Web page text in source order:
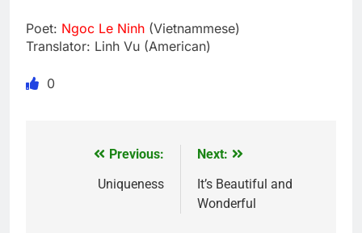
Poet: Ngoc Le Ninh (Vietnammese)
Translator: Linh Vu (American)
0
navigation
Previous:
Uniqueness
Next:
It’s Beautiful and
Wonderful